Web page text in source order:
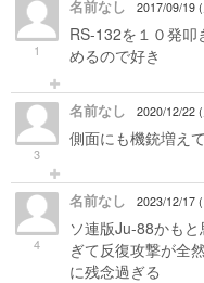
1
名前なし 2017/09/19
RS-132を１０発叩
めるので好き
3
名前なし 2020/12/22
側面にも機銃増え
4
名前なし 2023/12/17
ソ連版Ju-88かも
ぎて反復攻撃が全
に残念過ぎる